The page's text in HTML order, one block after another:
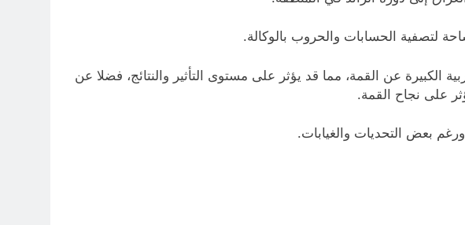
لتصفية الحسابات والحروب بالوكالة.
عن القمة، مما قد يؤثر على مستوى التأثير والنتائج، فضلا عن
على نجاح القمة.
بعض التحديات والغيابات.